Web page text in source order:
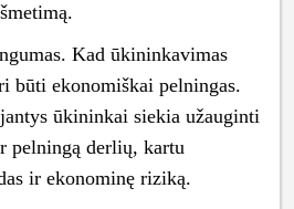
Kad ūkininkavimas
būti ekonomiškai pelningas.
ūkininkai siekia užauginti
pelningą derlių, kartu
ir ekonominę riziką.